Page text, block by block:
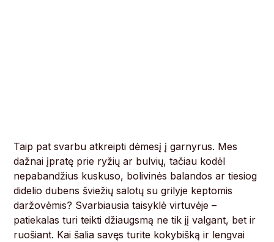
Taip pat svarbu atkreipti dėmesį į garnyrus. Mes
dažnai įpratę prie ryžių ar bulvių, tačiau kodėl
nepabandžius kuskuso, bolivinės balandos ar tiesiog
didelio dubens šviežių salotų su grilyje keptomis
daržovėmis? Svarbiausia taisyklė virtuvėje –
patiekalas turi teikti džiaugsmą ne tik jį valgant, bet ir
ruošiant. Kai šalia savęs turite kokybišką ir lengvai